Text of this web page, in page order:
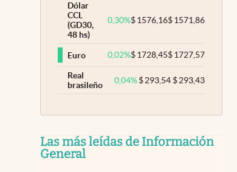
Dólar
CCL
(GD30,
48 hs)
0,30%$1576,16$1571,86
Euro 0,02%$1728,45$1727,57
Real
brasileño
0,04% $293,54 $293,43
Las más leídas de Información
General